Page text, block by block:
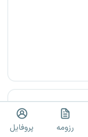
رزومه پروفایل